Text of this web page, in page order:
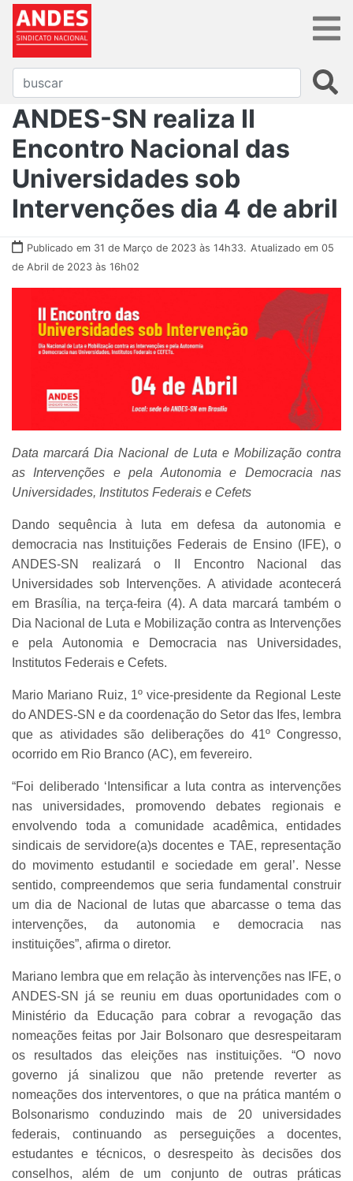
ANDES-SN realiza II
Encontro Nacional das
Universidades sob
Intervenções dia 4 de abril
Publicado em 31 de Março de 2023 às 14h33. Atualizado em 05
de Abril de 2023 às 16h02
Data marcará Dia Nacional de Luta e Mobilização contra
as Intervenções e pela Autonomia e Democracia nas
Universidades, Institutos Federais e Cefets
Dando sequência à luta em defesa da autonomia e
democracia nas Instituições Federais de Ensino (IFE), o
ANDES-SN realizará o II Encontro Nacional das
Universidades sob Intervenções. A atividade acontecerá
em Brasília, na terça-feira (4). A data marcará também o
Dia Nacional de Luta e Mobilização contra as Intervenções
e pela Autonomia e Democracia nas Universidades,
Institutos Federais e Cefets.
Mario Mariano Ruiz, 1º vice-presidente da Regional Leste
do ANDES-SN e da coordenação do Setor das Ifes, lembra
que as atividades são deliberações do 41º Congresso,
ocorrido em Rio Branco (AC), em fevereiro.
“Foi deliberado ‘Intensificar a luta contra as intervenções
nas universidades, promovendo debates regionais e
envolvendo toda a comunidade acadêmica, entidades
sindicais de servidore(a)s docentes e TAE, representação
do movimento estudantil e sociedade em geral’. Nesse
sentido, compreendemos que seria fundamental construir
um dia de Nacional de lutas que abarcasse o tema das
intervenções, da autonomia e democracia nas
instituições”, afirma o diretor.
Mariano lembra que em relação às intervenções nas IFE, o
ANDES-SN já se reuniu em duas oportunidades com o
Ministério da Educação para cobrar a revogação das
nomeações feitas por Jair Bolsonaro que desrespeitaram
os resultados das eleições nas instituições. “O novo
governo já sinalizou que não pretende reverter as
nomeações dos interventores, o que na prática mantém o
Bolsonarismo conduzindo mais de 20 universidades
federais, continuando as perseguições a docentes,
estudantes e técnicos, o desrespeito às decisões dos
conselhos, além de um conjunto de outras práticas